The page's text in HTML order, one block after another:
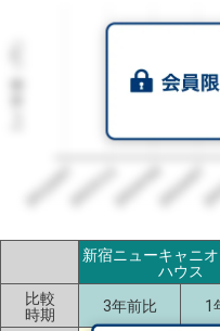
1㎡単価（円）
2023/072023/112024/032024/07
新宿ニューキャニ
ハウス
比較
時期
3年前比 1